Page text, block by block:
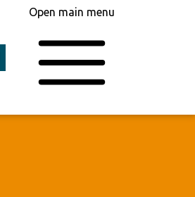
Open main menu